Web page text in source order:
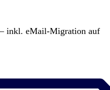
inkl. eMail-Migration auf